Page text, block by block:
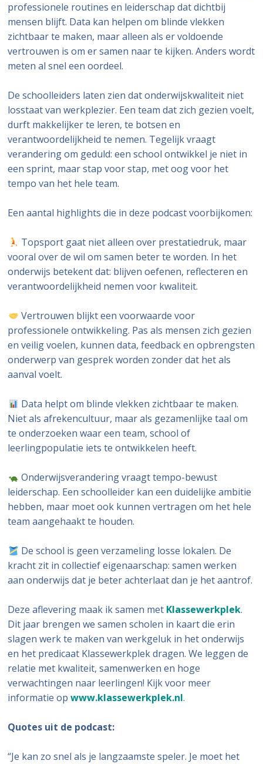
professionele routines en leiderschap dat dichtbij
mensen blijft. Data kan helpen om blinde vlekken
zichtbaar te maken, maar alleen als er voldoende
vertrouwen is om er samen naar te kijken. Anders wordt
meten al snel een oordeel.
De schoolleiders laten zien dat onderwijskwaliteit niet
losstaat van werkplezier. Een team dat zich gezien voelt,
durft makkelijker te leren, te botsen en
verantwoordelijkheid te nemen. Tegelijk vraagt
verandering om geduld: een school ontwikkel je niet in
een sprint, maar stap voor stap, met oog voor het
tempo van het hele team.
Een aantal highlights die in deze podcast voorbijkomen:
Topsport gaat niet alleen over prestatiedruk, maar
vooral over de wil om samen beter te worden. In het
onderwijs betekent dat: blijven oefenen, reflecteren en
verantwoordelijkheid nemen voor kwaliteit.
Vertrouwen blijkt een voorwaarde voor
professionele ontwikkeling. Pas als mensen zich gezien
en veilig voelen, kunnen data, feedback en opbrengsten
onderwerp van gesprek worden zonder dat het als
aanval voelt.
Data helpt om blinde vlekken zichtbaar te maken.
Niet als afrekencultuur, maar als gezamenlijke taal om
te onderzoeken waar een team, school of
leerlingpopulatie iets te ontwikkelen heeft.
Onderwijsverandering vraagt tempo-bewust
leiderschap. Een schoolleider kan een duidelijke ambitie
hebben, maar moet ook kunnen vertragen om het hele
team aangehaakt te houden.
De school is geen verzameling losse lokalen. De
kracht zit in collectief eigenaarschap: samen werken
aan onderwijs dat je beter achterlaat dan je het aantrof.
Deze aflevering maak ik samen met Klassewerkplek.
Dit jaar brengen we samen scholen in kaart die erin
slagen werk te maken van werkgeluk in het onderwijs
en het predicaat Klassewerkplek dragen. We leggen de
relatie met kwaliteit, samenwerken en hoge
verwachtingen naar leerlingen! Kijk voor meer
informatie opwww.klassewerkplek.nl.
Quotes uit de podcast:
“Je kan zo snel als je langzaamste speler. Je moet het